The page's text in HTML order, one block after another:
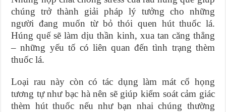
chúng trở thành giải pháp lý tưởng cho những
người đang muốn từ bỏ thói quen hút thuốc lá.
Húng quế sẽ làm dịu thần kinh, xua tan căng thẳng
– những yếu tố có liên quan đến tình trạng thèm
thuốc lá.
Loại rau này còn có tác dụng làm mát cổ họng
tương tự như bạc hà nên sẽ giúp kiểm soát cảm giác
thèm hút thuốc nếu như bạn nhai chúng thường